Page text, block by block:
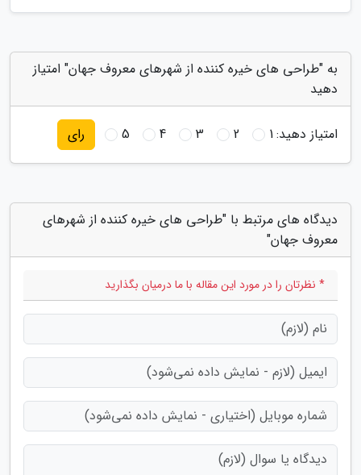
به "طراحی های خیره کننده از شهرهای معروف جهان" امتیاز
دهید
امتیاز دهید:1
2
3
4
5 رای
دیدگاه های مرتبط با "طراحی های خیره کننده از شهرهای
معروف جهان"
* نظرتان را در مورد این مقاله با ما درمیان بگذارید